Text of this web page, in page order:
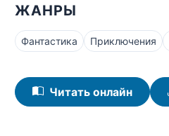
ЖАНРЫ
Фантастика Приключения
Читать онлайн